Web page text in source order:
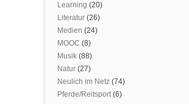
Learning (20)
Literatur (26)
Medien (24)
MOOC (8)
Musik (88)
Natur (27)
Neulich im Netz (74)
Pferde/Reitsport(6)